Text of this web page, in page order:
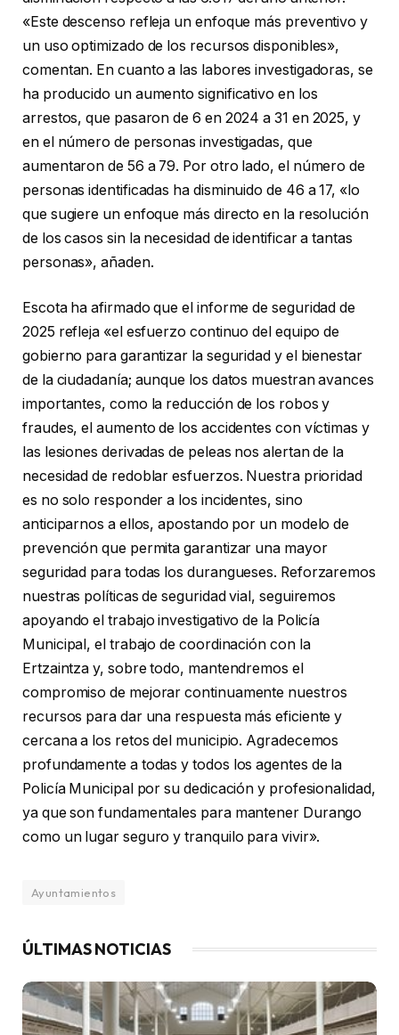
«Este descenso refleja un enfoque más preventivo y
un uso optimizado de los recursos disponibles»,
comentan. En cuanto a las labores investigadoras, se
ha producido un aumento significativo en los
arrestos, que pasaron de 6 en 2024 a 31 en 2025, y
en el número de personas investigadas, que
aumentaron de 56 a 79. Por otro lado, el número de
personas identificadas ha disminuido de 46 a 17, «lo
que sugiere un enfoque más directo en la resolución
de los casos sin la necesidad de identificar a tantas
personas», añaden.
Escota ha afirmado que el informe de seguridad de
2025 refleja «el esfuerzo continuo del equipo de
gobierno para garantizar la seguridad y el bienestar
de la ciudadanía; aunque los datos muestran avances
importantes, como la reducción de los robos y
fraudes, el aumento de los accidentes con víctimas y
las lesiones derivadas de peleas nos alertan de la
necesidad de redoblar esfuerzos. Nuestra prioridad
es no solo responder a los incidentes, sino
anticiparnos a ellos, apostando por un modelo de
prevención que permita garantizar una mayor
seguridad para todas los durangueses. Reforzaremos
nuestras políticas de seguridad vial, seguiremos
apoyando el trabajo investigativo de la Policía
Municipal, el trabajo de coordinación con la
Ertzaintza y, sobre todo, mantendremos el
compromiso de mejorar continuamente nuestros
recursos para dar una respuesta más eficiente y
cercana a los retos del municipio. Agradecemos
profundamente a todas y todos los agentes de la
Policía Municipal por su dedicación y profesionalidad,
ya que son fundamentales para mantener Durango
como un lugar seguro y tranquilo para vivir».
Ayuntamientos
ÚLTIMAS NOTICIAS